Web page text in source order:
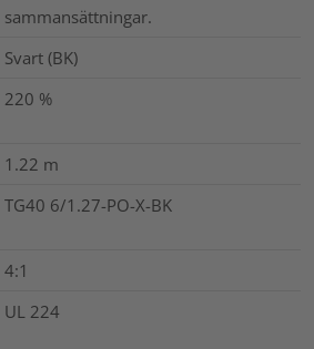
sammansättningar.
Svart (BK)
220 %
1.22 m
TG40 6/1.27-PO-X-BK
4:1
UL 224